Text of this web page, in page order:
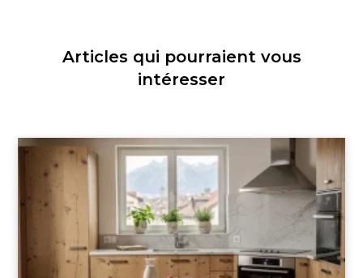
Articles qui pourraient vous
intéresser